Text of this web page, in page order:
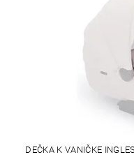
DEČKA K VANIČKE